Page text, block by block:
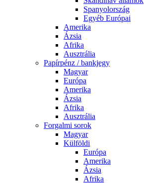
Spanyolország
Egyéb Európai
Amerika
Ázsia
Afrika
Ausztrália
Papírpénz / bankjegy
Magyar
Európa
Amerika
Ázsia
Afrika
Ausztrália
Forgalmi sorok
Magyar
Külföldi
Európa
Amerika
Ázsia
Afrika